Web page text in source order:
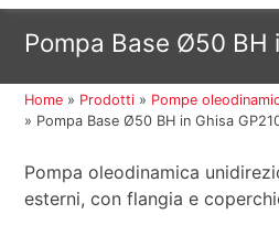
Pompa Base Ø50 BH
Home » Prodotti » Pompe
» Pompa Base Ø50 BH in Ghisa
Pompa oleodinamica
esterni, con flangia e